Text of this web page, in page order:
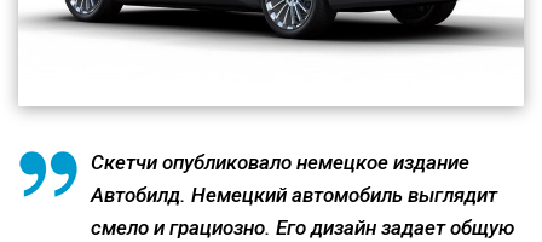
Скетчи опубликовало немецкое издание
Автобилд. Немецкий автомобиль выглядит
смело и грациозно. Его дизайн задает общую